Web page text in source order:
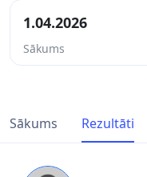
1.04.2026
Sākums
Sākums Rezultāti